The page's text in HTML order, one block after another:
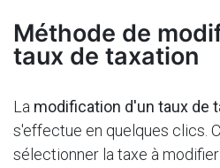
Méthode de
taux de taxation
La modification d'un taux de
s'effectue en quelques clics.
sélectionner la taxe à